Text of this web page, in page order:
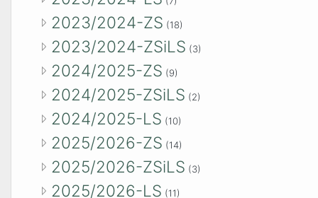
2023/2024-ZS (18)
2023/2024-ZSiLS (3)
2024/2025-ZS (9)
2024/2025-ZSiLS (2)
2024/2025-LS (10)
2025/2026-ZS (14)
2025/2026-ZSiLS (3)
2025/2026-LS (11)